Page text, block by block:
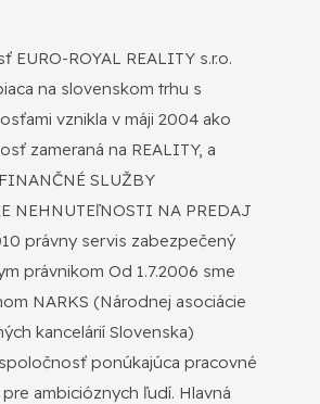
EURO-ROYAL REALITY s.r.o.
na slovenskom trhu s
vznikla v máji 2004 ako
zameraná na REALITY, a
FINANČNÉ SLUŽBY
NEHNUTEľNOSTI NA PREDAJ
právny servis zabezpečený
právnikom Od 1.7.2006 sme
NARKS (Národnej asociácie
kancelárií Slovenska)
ponúkajúca pracovné
ambicióznych ľudí. Hlavná